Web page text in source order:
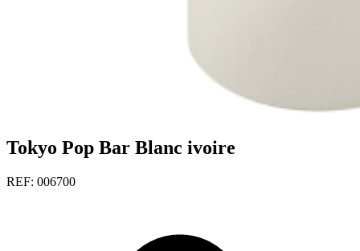
Tokyo Pop Bar Blanc ivoire
REF: 006700